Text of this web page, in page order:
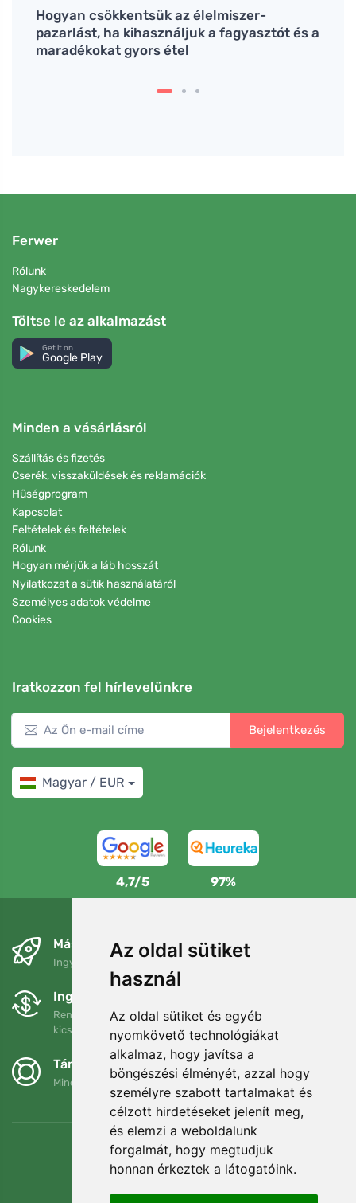
Az oldal sütiket
használ
Az oldal sütiket és egyéb
nyomkövető technológiákat
alkalmaz, hogy javítsa a
böngészési élményét, azzal hogy
személyre szabott tartalmakat és
célzott hirdetéseket jelenít meg,
és elemzi a weboldalunk
forgalmát, hogy megtudjuk
honnan érkeztek a látogatóink.
Hogyan csökkentsük az élelmiszer-
pazarlást, ha kihasználjuk a fagyasztót és a
maradékokat gyors étel
Ferwer
Rólunk
Nagykereskedelem
Töltse le az alkalmazást
Get it on
Google Play
Minden a vásárlásról
Szállítás és fizetés
Cserék, visszaküldések és reklamációk
Hűségprogram
Kapcsolat
Feltételek és feltételek
Rólunk
Hogyan mérjük a láb hosszát
Nyilatkozat a sütik használatáról
Személyes adatok védelme
Cookies
Iratkozzon fel hírlevelünkre
Bejelentkezés
Magyar / EUR
4,7/5 97%
Másnapra és ingyenesen
Ingyenes szállítás a következő összeg felett: 80 EUR
Ingyenes csere és visszaküldés
Rendelését 90 napon belül bármikor visszaküldheti vagy
kicserélheti.
Támogatjuk a Trees.org-ot
Minden megrendelésért ültetünk egy fát! BővebbenRólunk